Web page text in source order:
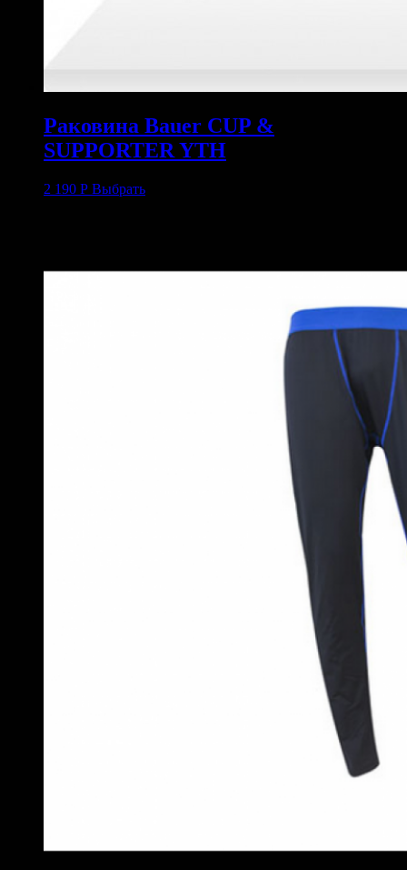
Раковина Bauer CUP &
SUPPORTER YTH
2 190 Р Выбрать